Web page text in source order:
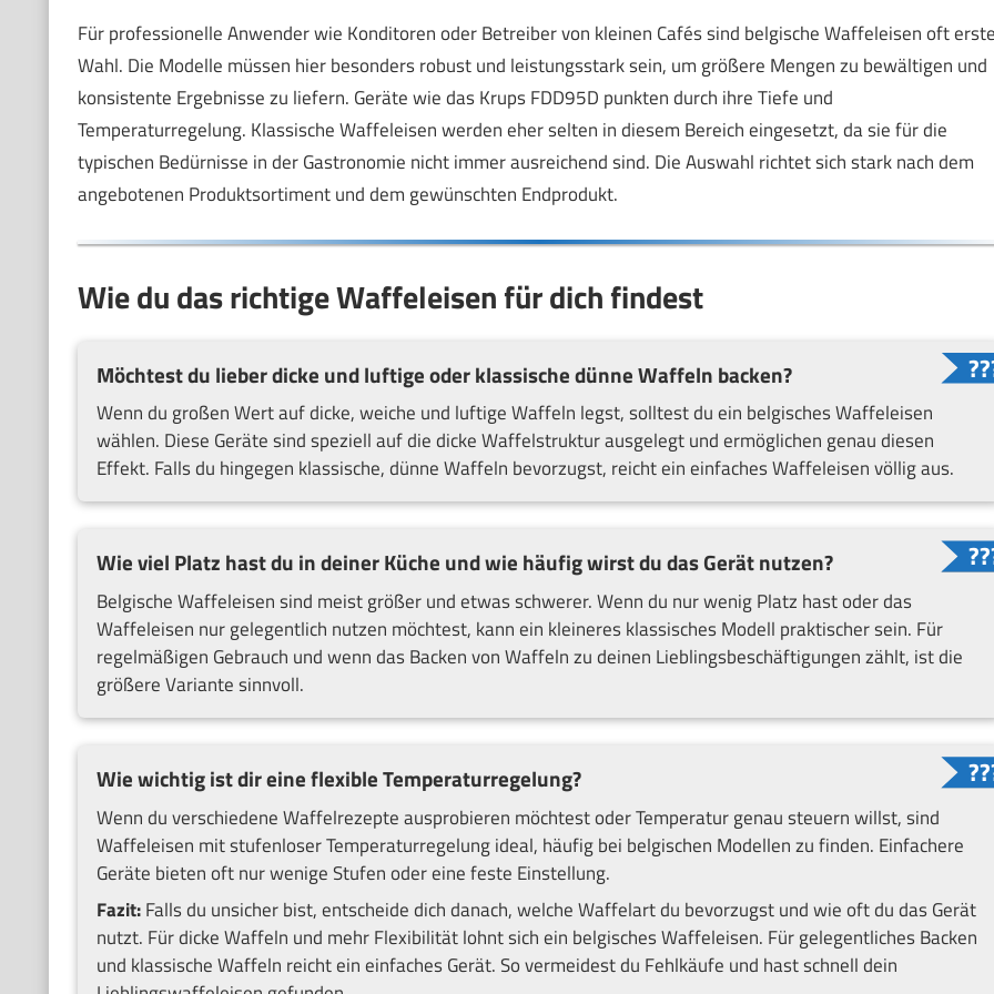
Für professionelle Anwender wie Konditoren oder Betreiber von kleinen Cafés sind belgische Waffeleisen oft
Wahl. Die Modelle müssen hier besonders robust und leistungsstark sein, um größere Mengen zu bewältigen und
konsistente Ergebnisse zu liefern. Geräte wie das Krups FDD95D punkten durch ihre Tiefe und
Temperaturregelung. Klassische Waffeleisen werden eher selten in diesem Bereich eingesetzt, da sie für die
typischen Bedürnisse in der Gastronomie nicht immer ausreichend sind. Die Auswahl richtet sich stark nach dem
angebotenen Produktsortiment und dem gewünschten Endprodukt.
Wie du das richtige Waffeleisen für dich findest
Möchtest du lieber dicke und luftige oder klassische dünne Waffeln backen?
Wenn du großen Wert auf dicke, weiche und luftige Waffeln legst, solltest du ein belgisches Waffeleisen
wählen. Diese Geräte sind speziell auf die dicke Waffelstruktur ausgelegt und ermöglichen genau diesen
Effekt. Falls du hingegen klassische, dünne Waffeln bevorzugst, reicht ein einfaches Waffeleisen völlig aus.
Wie viel Platz hast du in deiner Küche und wie häufig wirst du das Gerät nutzen?
Belgische Waffeleisen sind meist größer und etwas schwerer. Wenn du nur wenig Platz hast oder das
Waffeleisen nur gelegentlich nutzen möchtest, kann ein kleineres klassisches Modell praktischer sein. Für
regelmäßigen Gebrauch und wenn das Backen von Waffeln zu deinen Lieblingsbeschäftigungen zählt, ist die
größere Variante sinnvoll.
Wie wichtig ist dir eine flexible Temperaturregelung?
Wenn du verschiedene Waffelrezepte ausprobieren möchtest oder Temperatur genau steuern willst, sind
Waffeleisen mit stufenloser Temperaturregelung ideal, häufig bei belgischen Modellen zu finden. Einfachere
Geräte bieten oft nur wenige Stufen oder eine feste Einstellung.
Fazit:Falls du unsicher bist, entscheide dich danach, welche Waffelart du bevorzugst und wie oft du das Gerät
nutzt. Für dicke Waffeln und mehr Flexibilität lohnt sich ein belgisches Waffeleisen. Für gelegentliches Backen
und klassische Waffeln reicht ein einfaches Gerät. So vermeidest du Fehlkäufe und hast schnell dein